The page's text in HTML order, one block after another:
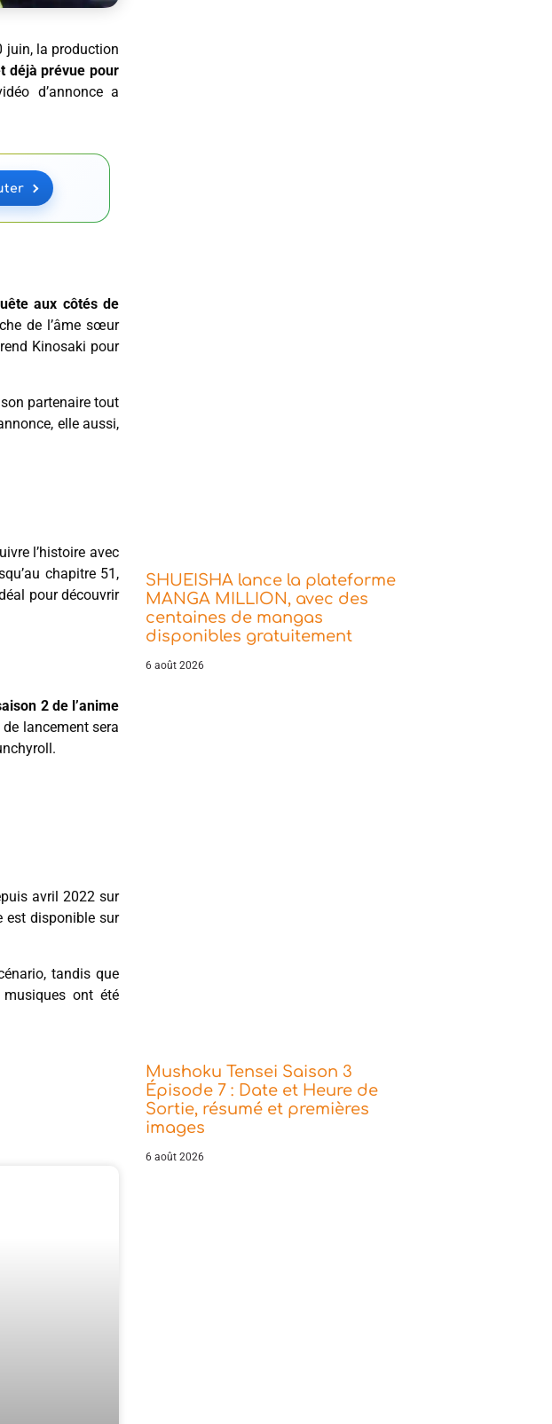
juin, la production
déjà prévue pour
d’annonce a
aux côtés de
de l’âme sœur
Kinosaki pour
partenaire tout
elle aussi,
l’histoire avec
chapitre 51,
pour découvrir
2 de l’anime
lancement sera
avril 2022 sur
est disponible sur
tandis que
ont été
SHUEISHA lance la plateforme
MANGA MILLION, avec des
centaines de mangas
disponibles gratuitement
6 août 2026
Mushoku Tensei Saison 3
Épisode 7 : Date et Heure de
Sortie, résumé et premières
images
6 août 2026